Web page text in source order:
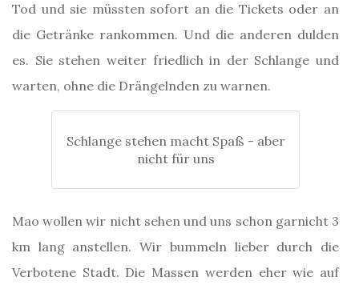
Tod und sie müssten sofort an die Tickets oder an
die Getränke rankommen. Und die anderen dulden
es. Sie stehen weiter friedlich in der Schlange und
warten, ohne die Drängelnden zu warnen.
Schlange stehen macht Spaß - aber
nicht für uns
Mao wollen wir nicht sehen und uns schon garnicht 3
km lang anstellen. Wir bummeln lieber durch die
Verbotene Stadt. Die Massen werden eher wie auf